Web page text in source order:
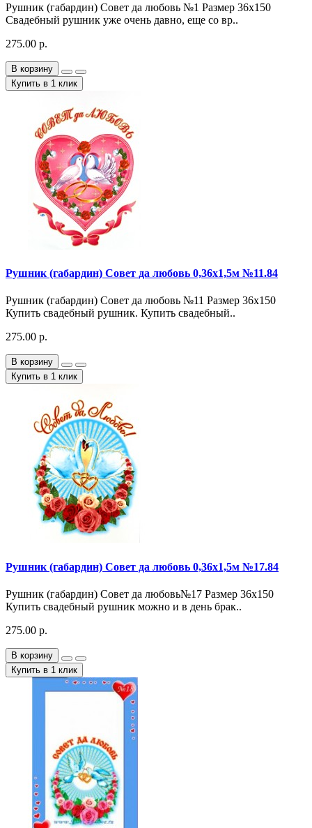
Рушник (габардин) Совет да любовь №1 Размер 36х150
Свадебный рушник уже очень давно, еще со вр..
275.00 р.
В корзину
Купить в 1 клик
Рушник (габардин) Совет да любовь 0,36х1,5м №11.84
Рушник (габардин) Совет да любовь №11 Размер 36х150
Купить свадебный рушник. Купить свадебный..
275.00 р.
В корзину
Купить в 1 клик
Рушник (габардин) Совет да любовь 0,36х1,5м №17.84
Рушник (габардин) Совет да любовь№17 Размер 36х150
Купить свадебный рушник можно и в день брак..
275.00 р.
В корзину
Купить в 1 клик